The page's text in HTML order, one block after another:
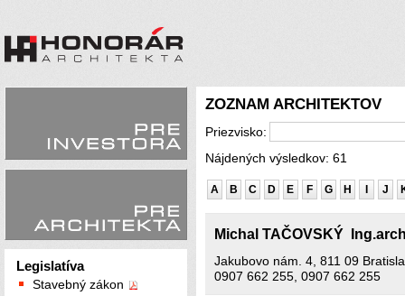
Legislatíva
Stavebný zákon
ZOZNAM ARCHITEKTOV
Priezvisko:
Nájdených výsledkov: 61
A B C D E F G H J
Michal TAČOVSKÝ
Jakubovo nám. 4, 811 09
0907 662 255, 0907 662 255